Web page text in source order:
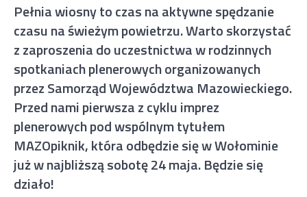
Pełnia wiosny to czas na aktywne spędzanie
czasu na świeżym powietrzu. Warto skorzystać
z zaproszenia do uczestnictwa w rodzinnych
spotkaniach plenerowych organizowanych
przez Samorząd Województwa Mazowieckiego.
Przed nami pierwsza z cyklu imprez
plenerowych pod wspólnym tytułem
MAZOpiknik, która odbędzie się w Wołominie
już w najbliższą sobotę 24 maja. Będzie się
działo!